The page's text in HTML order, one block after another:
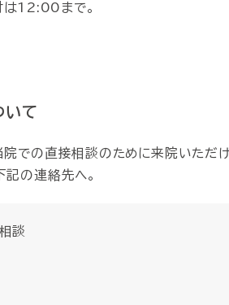
12:00まで。
いて
での直接相談のために来院いただけ
の連絡先へ。
談